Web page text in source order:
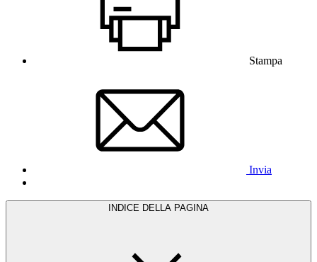
Stampa
Invia
INDICE DELLA PAGINA